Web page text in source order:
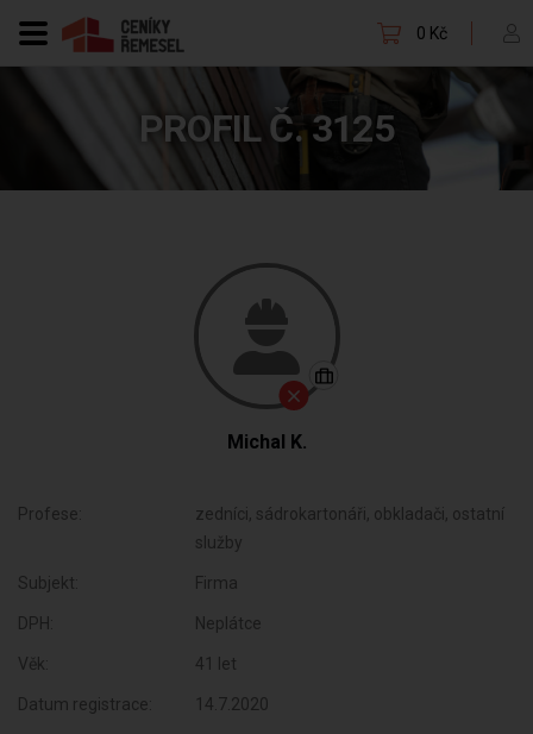
0 Kč
PROFIL Č. 3125
Michal K.
Profese:
zedníci, sádrokartonáři, obkladači, ostatní
služby
Subjekt: Firma
DPH: Neplátce
Věk: 41 let
Datum registrace: 14.7.2020